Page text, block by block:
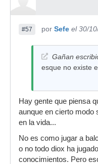
#57 por Sefe el 30/
Gañan
esque no existe
Hay gente que piensa
aunque en cierto modo
en la vida...
No es como jugar a
o no todo diox ha
conocimientos. Pero